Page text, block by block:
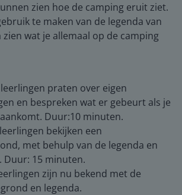
zien hoe de camping eruit ziet.
te maken van de legenda van
wat je allemaal op de camping
praten over eigen
en bespreken wat er gebeurt als je
Duur:10 minuten.
bekijken een
met behulp van de legenda en
15 minuten.
zijn nu bekend met de
en legenda.